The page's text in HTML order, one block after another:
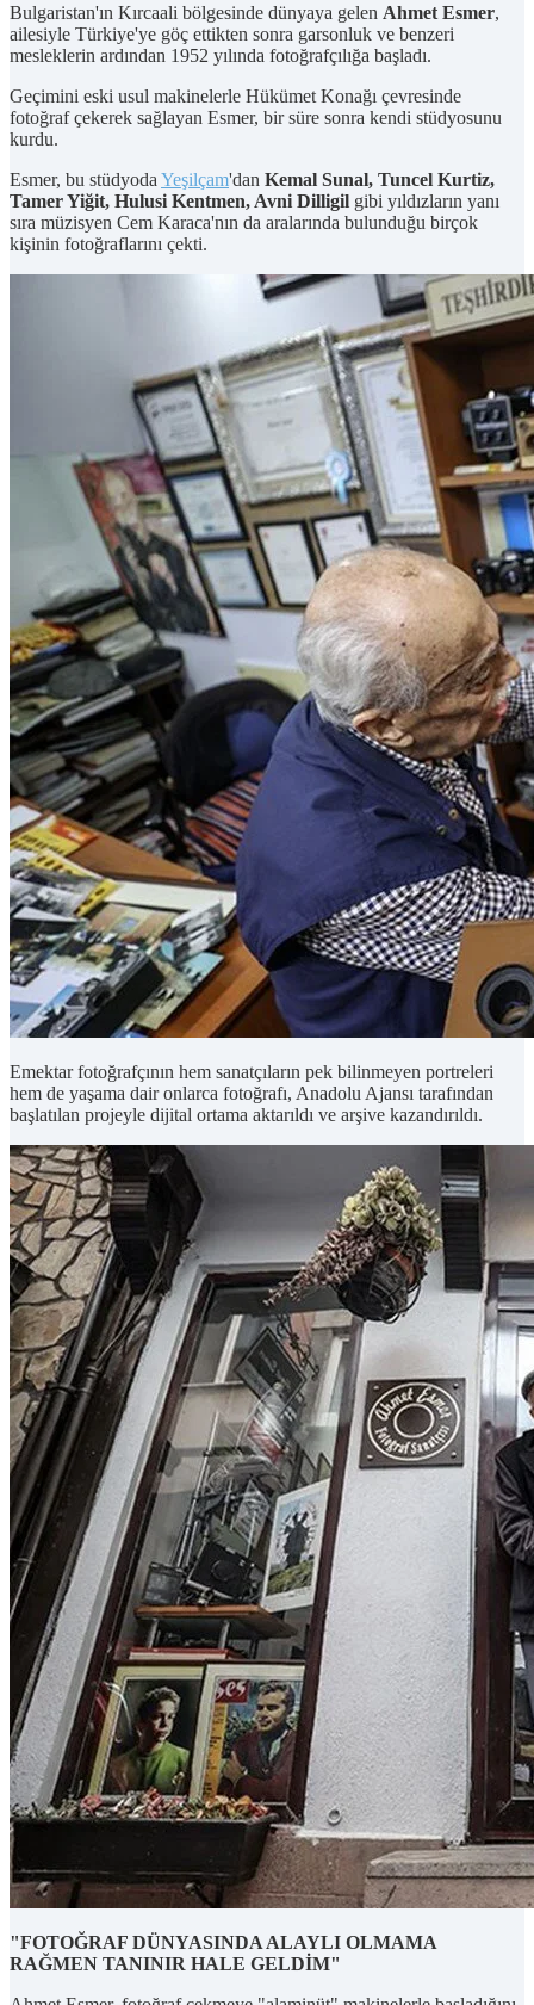
Bulgaristan'ın Kırcaali bölgesinde dünyaya gelen Ahmet Esmer,
ailesiyle Türkiye'ye göç ettikten sonra garsonluk ve benzeri
mesleklerin ardından 1952 yılında fotoğrafçılığa başladı.
Geçimini eski usul makinelerle Hükümet Konağı çevresinde
fotoğraf çekerek sağlayan Esmer, bir süre sonra kendi stüdyosunu
kurdu.
Esmer, bu stüdyoda Yeşilçam'dan Kemal Sunal, Tuncel Kurtiz,
Tamer Yiğit, Hulusi Kentmen, Avni Dilligil gibi yıldızların yanı
sıra müzisyen Cem Karaca'nın da aralarında bulunduğu birçok
kişinin fotoğraflarını çekti.
Emektar fotoğrafçının hem sanatçıların pek bilinmeyen portreleri
hem de yaşama dair onlarca fotoğrafı, Anadolu Ajansı tarafından
başlatılan projeyle dijital ortama aktarıldı ve arşive kazandırıldı.
"FOTOĞRAF DÜNYASINDA ALAYLI OLMAMA
RAĞMEN TANINIR HALE GELDİM"